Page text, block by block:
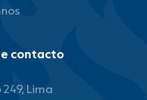
contacto
249, Lima